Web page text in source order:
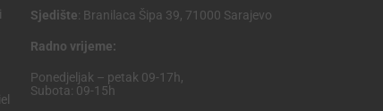
Sjedište: Branilaca Šipa 39, 71000 Sarajevo
Radno vrijeme:
Ponedjeljak – petak 09-17h,
Subota: 09-15h